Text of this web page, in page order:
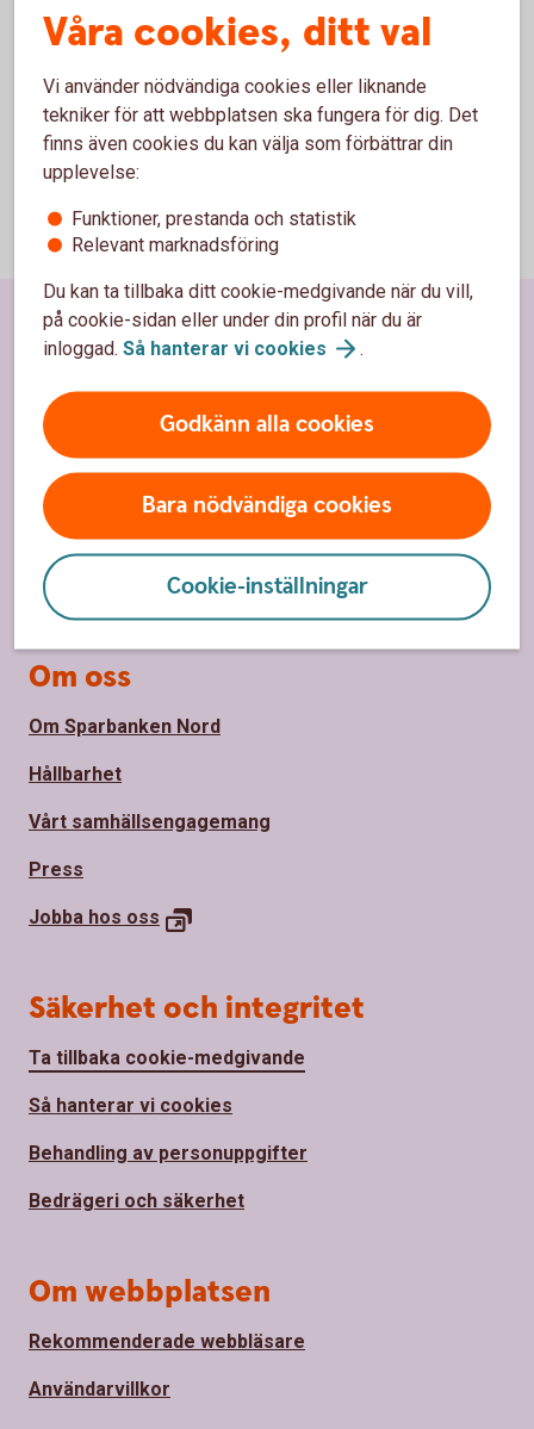
Fonder
Otillåtna placeringar
Våra cookies, ditt val
Vi använder nödvändiga cookies eller liknande
tekniker för att webbplatsen ska fungera för dig. Det
finns även cookies du kan välja som förbättrar din
upplevelse:
Funktioner, prestanda och statistik
Relevant marknadsföring
Du kan ta tillbaka ditt cookie-medgivande när du vill,
på cookie-sidan eller under din profil när du är
inloggad. Så hanterar vi cookies .
Godkänn alla cookies
Bara nödvändiga cookies
Cookie-inställningar
Sidfot
Hitta snabbt
Kundservice
Spärrhjälp
Hitta bankkontor
Bli kund
Priser, räntor och kurser
Om oss
Om Sparbanken Nord
Hållbarhet
Vårt samhällsengagemang
Press
Jobba hos oss
Säkerhet och integritet
Ta tillbaka cookie-medgivande
Så hanterar vi cookies
Behandling av personuppgifter
Bedrägeri och säkerhet
Om webbplatsen
Rekommenderade webbläsare
Användarvillkor